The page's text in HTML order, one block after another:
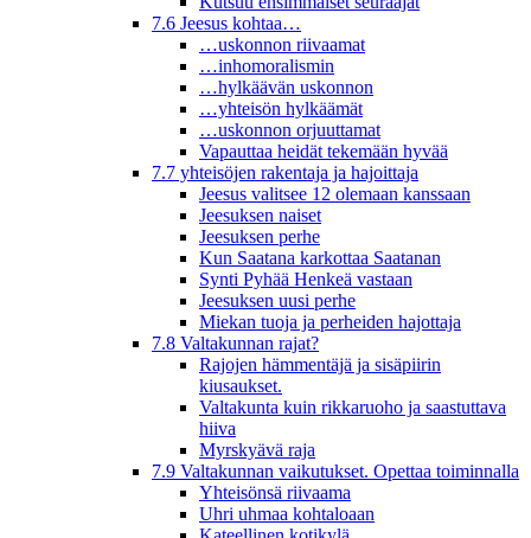
7.6 Jeesus kohtaa…
…uskonnon riivaamat
…inhomoralismin
…hylkäävän uskonnon
…yhteisön hylkäämät
…uskonnon orjuuttamat
Vapauttaa heidät tekemään hyvää
7.7 yhteisöjen rakentaja ja hajoittaja
Jeesus valitsee 12 olemaan kanssaan
Jeesuksen naiset
Jeesuksen perhe
Kun Saatana karkottaa Saatanan
Synti Pyhää Henkeä vastaan
Jeesuksen uusi perhe
Miekan tuoja ja perheiden hajottaja
7.8 Valtakunnan rajat?
Rajojen hämmentäjä ja sisäpiirin
kiusaukset.
Valtakunta kuin rikkaruoho ja saastuttava
hiiva
Myrskyävä raja
7.9 Valtakunnan vaikutukset. Opettaa toiminnalla
Yhteisönsä riivaama
Uhri uhmaa kohtaloaan